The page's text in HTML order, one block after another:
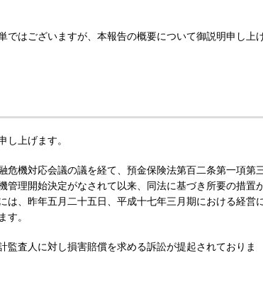
ではございますが、本報告の概要について御説明申し上
し上げます。
危機対応会議の議を経て、預金保険法第百二条第一項第
理開始決定がなされて以来、同法に基づき所要の措置
、昨年五月二十五日、平成十七年三月期における経営
す。
監査人に対し損害賠償を求める訴訟が提起されておりま